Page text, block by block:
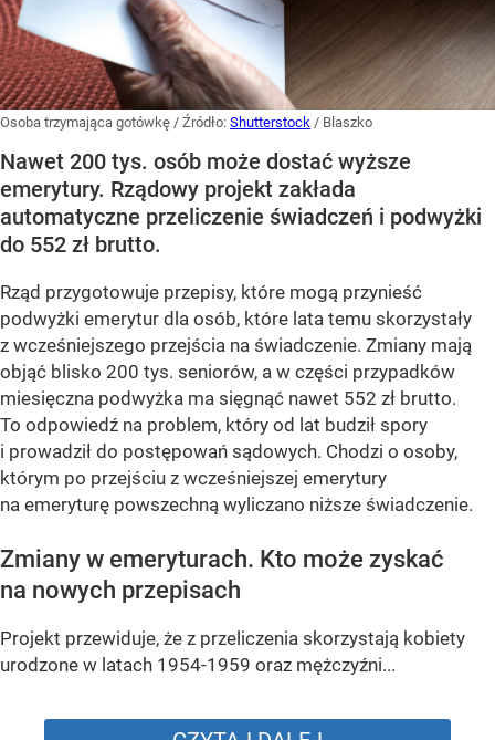
Osoba trzymająca gotówkę / Źródło: Shutterstock / Blaszko
Nawet 200 tys. osób może dostać wyższe
emerytury. Rządowy projekt zakłada
automatyczne przeliczenie świadczeń i podwyżki
do 552 zł brutto.
Rząd przygotowuje przepisy, które mogą przynieść
podwyżki emerytur dla osób, które lata temu skorzystały
z wcześniejszego przejścia na świadczenie. Zmiany mają
objąć blisko 200 tys. seniorów, a w części przypadków
miesięczna podwyżka ma sięgnąć nawet 552 zł brutto.
To odpowiedź na problem, który od lat budził spory
i prowadził do postępowań sądowych. Chodzi o osoby,
którym po przejściu z wcześniejszej emerytury
na emeryturę powszechną wyliczano niższe świadczenie.
Zmiany w emeryturach. Kto może zyskać
na nowych przepisach
Projekt przewiduje, że z przeliczenia skorzystają kobiety
urodzone w latach 1954-1959 oraz mężczyźni...